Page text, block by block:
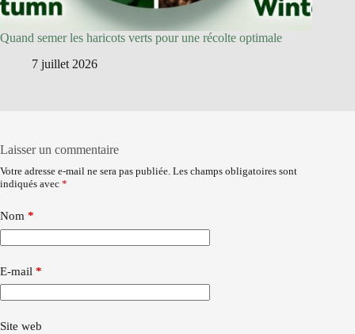
Quand semer les haricots verts pour une récolte optimale
7 juillet 2026
Laisser un commentaire
Votre adresse e-mail ne sera pas publiée. Les champs obligatoires sont
indiqués avec *
Nom *
E-mail *
Site web